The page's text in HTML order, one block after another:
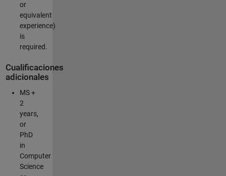
or
equivalent
experience)
is
required.
Cualificaciones
adicionales
MS +
2
years,
or
PhD
in
Computer
Science